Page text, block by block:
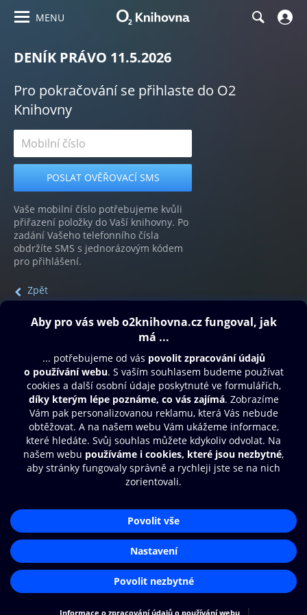
MENU
DENÍK PRÁVO 11.5.2026
Pro pokračování se přihlaste do O2
Knihovny
Vaše mobilní číslo potřebujeme kvůli
přiřazení položky do Vaší knihovny. Po
zadání Vašeho telefonního čísla
obdržíte SMS s jednorázovým kódem
pro přihlášení.
Zpět
Obsah ke stažení
Moje O2 Knihovna
Další zábava
© O2 Czech Republic a.s.
Přístupnost
Zásady zpracování osobních údajů
Nastavení cookies
Aplikace O2 Knihovna
Čti a poslouchej své e-knihy a
audioknihy rychleji a pohodlněji.